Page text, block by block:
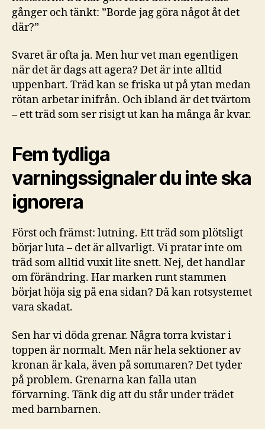
gånger och tänkt: ”Borde jag göra något åt det
där?”
Svaret är ofta ja. Men hur vet man egentligen
när det är dags att agera? Det är inte alltid
uppenbart. Träd kan se friska ut på ytan medan
rötan arbetar inifrån. Och ibland är det tvärtom
– ett träd som ser risigt ut kan ha många år kvar.
Fem tydliga
varningssignaler du inte ska
ignorera
Först och främst: lutning. Ett träd som plötsligt
börjar luta – det är allvarligt. Vi pratar inte om
träd som alltid vuxit lite snett. Nej, det handlar
om förändring. Har marken runt stammen
börjat höja sig på ena sidan? Då kan rotsystemet
vara skadat.
Sen har vi döda grenar. Några torra kvistar i
toppen är normalt. Men när hela sektioner av
kronan är kala, även på sommaren? Det tyder
på problem. Grenarna kan falla utan
förvarning. Tänk dig att du står under trädet
med barnbarnen.